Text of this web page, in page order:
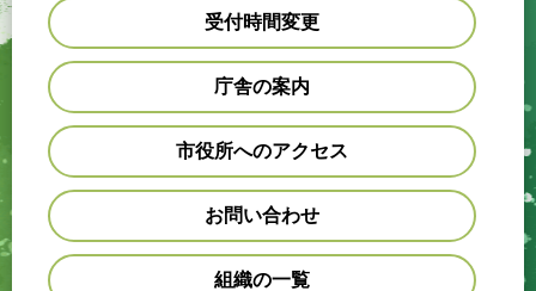
受付時間変更
庁舎の案内
市役所へのアクセス
お問い合わせ
組織の一覧